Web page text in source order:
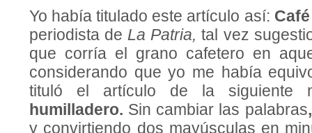
Yo había titulado este artículo así:
periodista deLa Patria, tal vez
que corría el grano cafetero en
considerando que yo me había
tituló el artículo de la siguiente
humilladero. Sin cambiar las palabras
y convirtiendo dos mayúsculas en